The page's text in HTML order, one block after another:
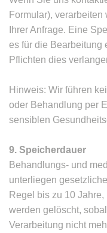
Formular),
Ihrer Anfrage. Eine
es für die Bearbeitung
Pflichten dies
Hinweis: Wir führen
oder Behandlung per
sensiblen
9. Speicherdauer
Behandlungs- und
unterliegen
Regel bis zu 10
werden gelöscht,
Verarbeitung nicht